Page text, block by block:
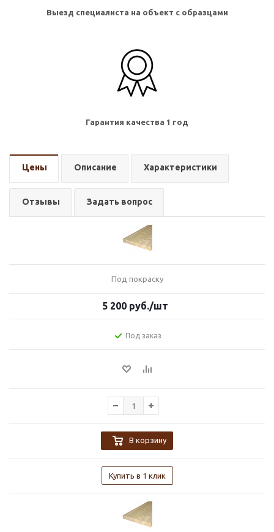
Выезд специалиста на объект с образцами
Гарантия качества 1 год
Цены Описание Характеристики
Отзывы Задать вопрос
Под покраску
5 200руб./шт
Под заказ
В корзину
Купить в 1 клик